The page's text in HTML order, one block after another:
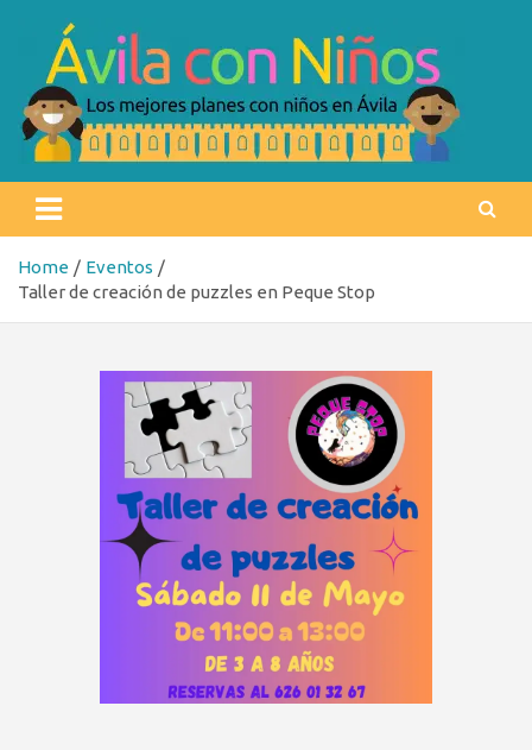
content
Ávila con niños
Home
Eventos
Taller de creación de puzzles en Peque Stop